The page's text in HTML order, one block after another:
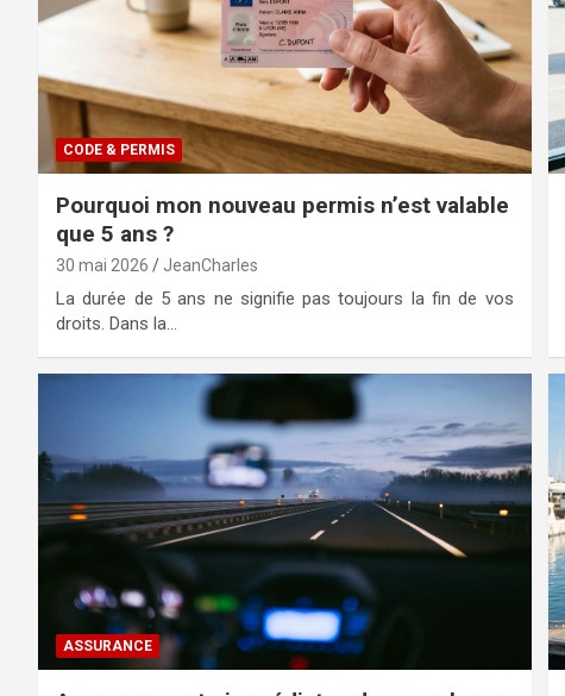
CODE & PERMIS
Pourquoi mon nouveau permis n’est valable
que 5 ans ?
30 mai 2026 JeanCharles
La durée de 5 ans ne signifie pas toujours la fin de vos
droits. Dans la…
ASSURANCE